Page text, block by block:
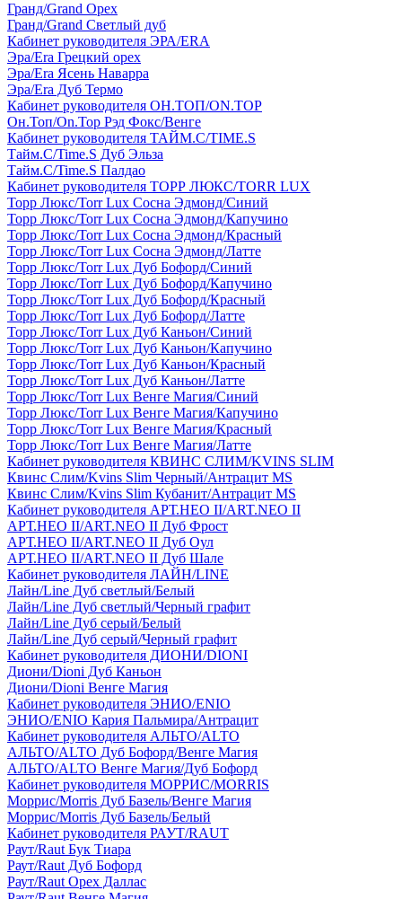
Гранд/Grand Орех
Гранд/Grand Светлый дуб
Кабинет руководителя ЭРА/ERA
Эра/Era Грецкий орех
Эра/Era Ясень Наварра
Эра/Era Дуб Термо
Кабинет руководителя ОН.ТОП/ON.TOP
Он.Топ/On.Top Рэд Фокс/Венге
Кабинет руководителя ТАЙМ.С/TIME.S
Тайм.С/Time.S Дуб Эльза
Тайм.С/Time.S Палдао
Кабинет руководителя ТОРР ЛЮКС/TORR LUX
Торр Люкс/Torr Lux Сосна Эдмонд/Синий
Торр Люкс/Torr Lux Сосна Эдмонд/Капучино
Торр Люкс/Torr Lux Сосна Эдмонд/Красный
Торр Люкс/Torr Lux Сосна Эдмонд/Латте
Торр Люкс/Torr Lux Дуб Бофорд/Синий
Торр Люкс/Torr Lux Дуб Бофорд/Капучино
Торр Люкс/Torr Lux Дуб Бофорд/Красный
Торр Люкс/Torr Lux Дуб Бофорд/Латте
Торр Люкс/Torr Lux Дуб Каньон/Синий
Торр Люкс/Torr Lux Дуб Каньон/Капучино
Торр Люкс/Torr Lux Дуб Каньон/Красный
Торр Люкс/Torr Lux Дуб Каньон/Латте
Торр Люкс/Torr Lux Венге Магия/Синий
Торр Люкс/Torr Lux Венге Магия/Капучино
Торр Люкс/Torr Lux Венге Магия/Красный
Торр Люкс/Torr Lux Венге Магия/Латте
Кабинет руководителя КВИНС СЛИМ/KVINS SLIM
Квинс Слим/Kvins Slim Черный/Антрацит MS
Квинс Слим/Kvins Slim Кубанит/Антрацит MS
Кабинет руководителя АРТ.НЕО II/ART.NEO II
АРТ.НЕО II/ART.NEO II Дуб Фрост
АРТ.НЕО II/ART.NEO II Дуб Оул
АРТ.НЕО II/ART.NEO II Дуб Шале
Кабинет руководителя ЛАЙН/LINE
Лайн/Line Дуб светлый/Белый
Лайн/Line Дуб светлый/Черный графит
Лайн/Line Дуб серый/Белый
Лайн/Line Дуб серый/Черный графит
Кабинет руководителя ДИОНИ/DIONI
Диони/Dioni Дуб Каньон
Диони/Dioni Венге Магия
Кабинет руководителя ЭНИО/ENIO
ЭНИО/ENIO Кария Пальмира/Антрацит
Кабинет руководителя АЛЬТО/ALTO
АЛЬТО/ALTO Дуб Бофорд/Венге Магия
АЛЬТО/ALTO Венге Магия/Дуб Бофорд
Кабинет руководителя МОРРИС/MORRIS
Моррис/Morris Дуб Базель/Венге Магия
Моррис/Morris Дуб Базель/Белый
Кабинет руководителя РАУТ/RAUT
Раут/Raut Бук Тиара
Раут/Raut Дуб Бофорд
Раут/Raut Орех Даллас